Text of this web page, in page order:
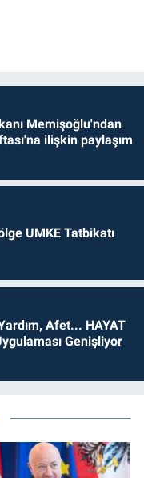
Memişoğlu'ndan
ilişkin paylaşım
UMKE Tatbikatı
Afet... HAYAT
Genişliyor